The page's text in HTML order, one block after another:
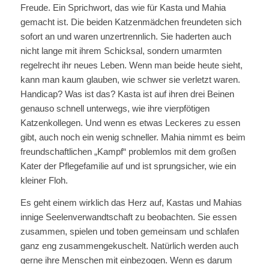
Freude. Ein Sprichwort, das wie für Kasta und Mahia
gemacht ist. Die beiden Katzenmädchen freundeten sich
sofort an und waren unzertrennlich. Sie haderten auch
nicht lange mit ihrem Schicksal, sondern umarmten
regelrecht ihr neues Leben. Wenn man beide heute sieht,
kann man kaum glauben, wie schwer sie verletzt waren.
Handicap? Was ist das? Kasta ist auf ihren drei Beinen
genauso schnell unterwegs, wie ihre vierpfötigen
Katzenkollegen. Und wenn es etwas Leckeres zu essen
gibt, auch noch ein wenig schneller. Mahia nimmt es beim
freundschaftlichen „Kampf“ problemlos mit dem großen
Kater der Pflegefamilie auf und ist sprungsicher, wie ein
kleiner Floh.
Es geht einem wirklich das Herz auf, Kastas und Mahias
innige Seelenverwandtschaft zu beobachten. Sie essen
zusammen, spielen und toben gemeinsam und schlafen
ganz eng zusammengekuschelt. Natürlich werden auch
gerne ihre Menschen mit einbezogen. Wenn es darum